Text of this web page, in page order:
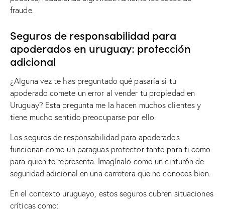
fraude.
Seguros de responsabilidad para
apoderados en uruguay: protección
adicional
¿Alguna vez te has preguntado qué pasaría si tu
apoderado comete un error al vender tu propiedad en
Uruguay? Esta pregunta me la hacen muchos clientes y
tiene mucho sentido preocuparse por ello.
Los seguros de responsabilidad para apoderados
funcionan como un paraguas protector tanto para ti como
para quien te representa. Imagínalo como un cinturón de
seguridad adicional en una carretera que no conoces bien.
En el contexto uruguayo, estos seguros cubren situaciones
críticas como: